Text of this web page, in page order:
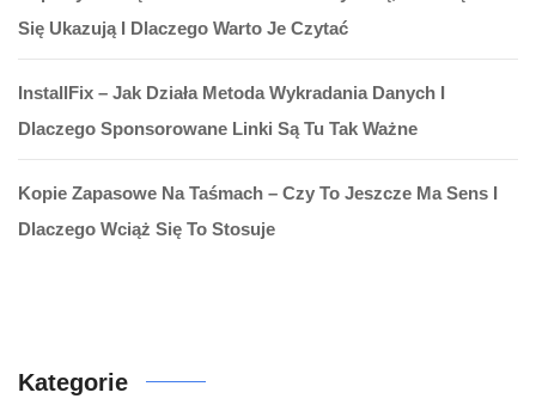
Się Ukazują I Dlaczego Warto Je Czytać
InstallFix – Jak Działa Metoda Wykradania Danych I
Dlaczego Sponsorowane Linki Są Tu Tak Ważne
Kopie Zapasowe Na Taśmach – Czy To Jeszcze Ma Sens I
Dlaczego Wciąż Się To Stosuje
Kategorie